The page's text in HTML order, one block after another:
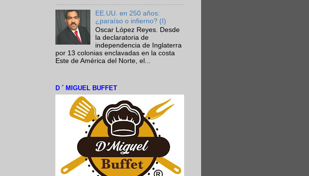
EE.UU. en 250 años:
¿paraíso o infierno? (I)
Oscar López Reyes. Desde
la declaratoria de
independencia de Inglaterra
por 13 colonias enclavadas en la costa
Este de América del Norte, el...
D ´ MIGUEL BUFFET